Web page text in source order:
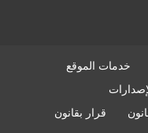
خدمات الموقع
قرار بقانون